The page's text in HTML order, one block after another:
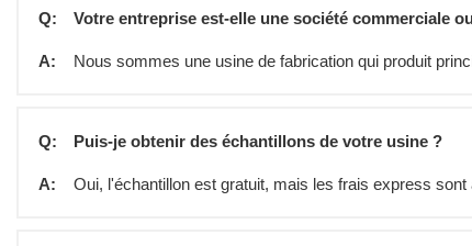
Q: Votre entreprise est-elle une société commerciale
A: Nous sommes une usine de fabrication qui produit
Q: Puis-je obtenir des échantillons de votre usine ?
A: Oui, l'échantillon est gratuit, mais les frais express sont